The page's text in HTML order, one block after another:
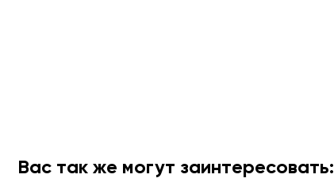
Вас так же могут заинтересовать: